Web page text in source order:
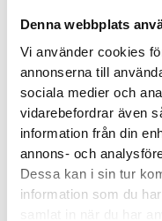
Denna webbplats
Vi använder cookies
annonserna till
sociala medier och
vidarebefordrar även
information från din
annons- och
Dessa kan i sin tur
information som du
batteriet tryggt och
ergonomiska västen rör
vare sig rörelse eller
Recensioner